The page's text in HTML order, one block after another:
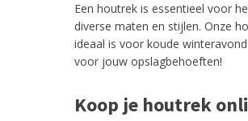
Een houtrek is essentieel voor
diverse maten en stijlen. Onze
ideaal is voor koude
voor jouw opslagbehoeften!
Koop je houtrek